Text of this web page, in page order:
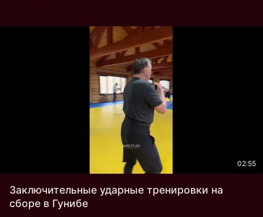
02:55
Заключительные ударные тренировки на
сборе в Гунибе